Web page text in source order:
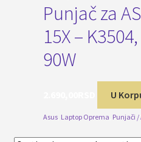
Punjač za
15X –
90W
U
Asus, Laptop Oprema Punjači